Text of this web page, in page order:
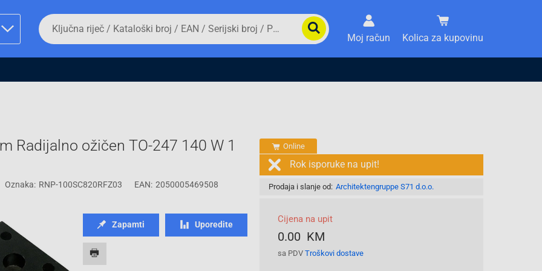
proizvoda i
Fizičko lice
Da
biste
potražili
proizvod,
serijski
Moj račun Kolica za kupovinu
Radijalno ožičen TO-247 140 W 1
Oznaka: RNP-100SC820RFZ03 EAN: 2050005469508
Online
Rok isporuke na upit!
Prodaja i slanje od: Architektengruppe S71 d.o.o.
Cijena na upit
0.00 KM
sa PDV Troškovi dostave
Zapamti Uporedite